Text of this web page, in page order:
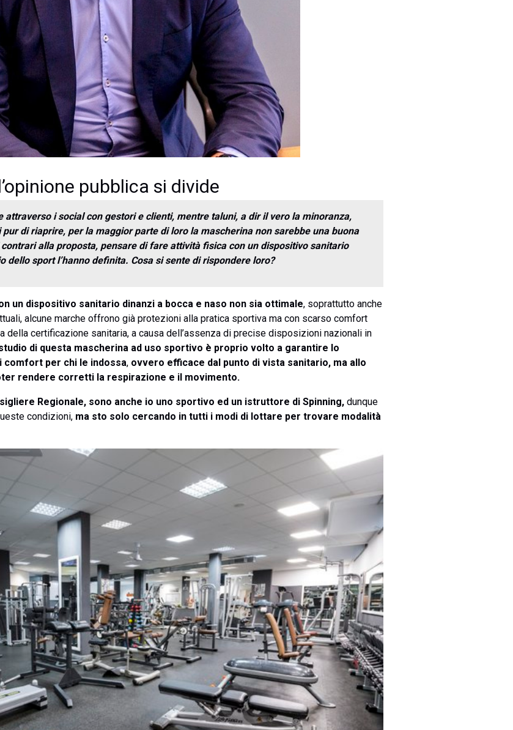
pubblica si divide
attraverso i social con gestori e clienti, mentre taluni, a dir il vero la minoranza,
di riaprire, per la maggior parte di loro la mascherina non sarebbe una buona
alla proposta, pensare di fare attività fisica con un dispositivo sanitario
dello sport l’hanno definita. Cosa si sente di rispondere loro?
un dispositivo sanitario dinanzi a bocca e naso non sia ottimale, soprattutto anche
alcune marche offrono già protezioni alla pratica sportiva ma con scarso comfort
della certificazione sanitaria, a causa dell’assenza di precise disposizioni nazionali in
di questa mascherina ad uso sportivo è proprio volto a garantire lo
comfort per chi le indossa, ovvero efficace dal punto di vista sanitario, ma allo
rendere corretti la respirazione e il movimento.
Regionale, sono anche io uno sportivo ed un istruttore di Spinning, dunque
condizioni, ma sto solo cercando in tutti i modi di lottare per trovare modalità